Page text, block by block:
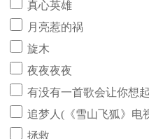
真心英雄
月亮惹的祸
旋木
夜夜夜夜
有没有一首歌会让你想
追梦人(《雪山飞狐》电
拯救